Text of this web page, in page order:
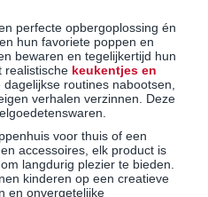
perfecte opbergoplossing én
hun favoriete poppen en
bewaren en tegelijkertijd hun
realistische keukentjes en
routines nabootsen,
verhalen verzinnen. Deze
voor thuis of een
accessoires, elk product is
langdurig plezier te bieden.
kinderen op een creatieve
en onvergetelijke